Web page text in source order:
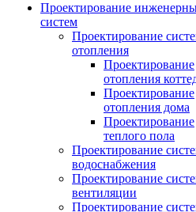
Проектирование
систем
Проектирование
отопления
Проектирование
отопления
Проектирование
отопления дома
Проектирование
теплого пола
Проектирование
водоснабжения
Проектирование
вентиляции
Проектирование